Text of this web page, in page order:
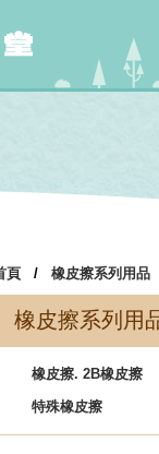
頁 / 橡皮擦系列用品
橡皮擦系列用
橡皮擦. 2B橡皮擦
特殊橡皮擦